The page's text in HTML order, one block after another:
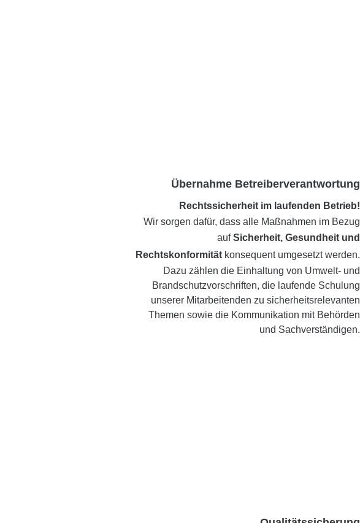
Übernahme Betreiberverantwortung
Rechtssicherheit im laufenden Betrieb!
Wir sorgen dafür, dass alle Maßnahmen im Bezug
aufSicherheit, Gesundheit und
Rechtskonformität konsequent umgesetzt werden.
Dazu zählen die Einhaltung von Umwelt- und
Brandschutzvorschriften, die laufende Schulung
unserer Mitarbeitenden zu sicherheitsrelevanten
Themen sowie die Kommunikation mit Behörden
und Sachverständigen.